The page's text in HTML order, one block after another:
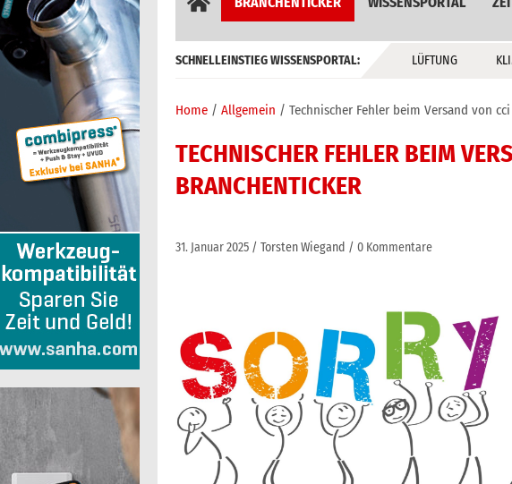
SCHNELLEINSTIEG WISSENSPORTAL: LÜFTUNG
Home Allgemein Technischer Fehler beim Versand von
TECHNISCHER FEHLER BEIM
BRANCHENTICKER
31. Januar 2025 Torsten Wiegand 0 Kommentare